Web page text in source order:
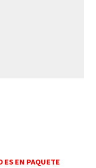
ES EN PAQUETE